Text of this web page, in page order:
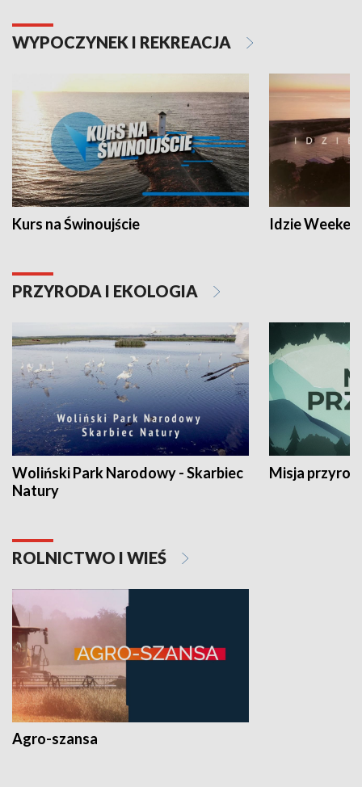
WYPOCZYNEK I REKREACJA
Kurs na Świnoujście Idzie
PRZYRODA I EKOLOGIA
Woliński Park Narodowy - Skarbiec
Natury
Misja
ROLNICTWO I WIEŚ
Agro-szansa